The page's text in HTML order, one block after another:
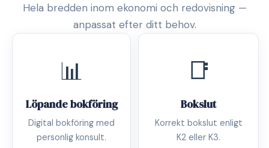
Hela bredden inom ekonomi och redovisning —
anpassat efter ditt behov.
📊
Löpande bokföring
Digital bokföring med
personlig konsult.
📑
Bokslut
Korrekt bokslut enligt
K2 eller K3.